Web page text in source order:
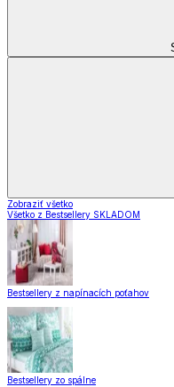
Zobraziť všetko
Všetko z Bestsellery SKLADOM
Bestsellery z napínacích poťahov
Bestsellery zo spálne